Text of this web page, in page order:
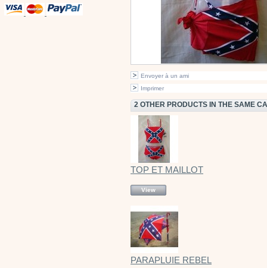
Envoyer à un ami
Imprimer
2 OTHER PRODUCTS IN THE SAME
TOP ET MAILLOT
View
PARAPLUIE REBEL